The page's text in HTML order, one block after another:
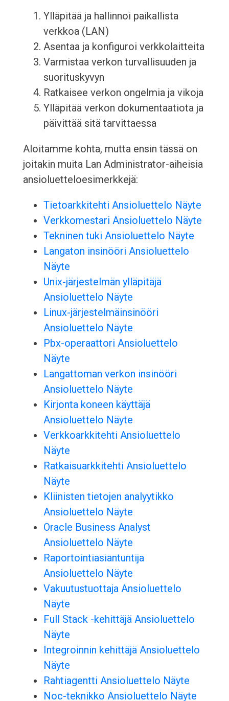
Ylläpitää ja hallinnoi paikallista
verkkoa (LAN)
Asentaa ja konfiguroi verkkolaitteita
Varmistaa verkon turvallisuuden ja
suorituskyvyn
Ratkaisee verkon ongelmia ja vikoja
Ylläpitää verkon dokumentaatiota ja
päivittää sitä tarvittaessa
Aloitamme kohta, mutta ensin tässä on
joitakin muita Lan Administrator-aiheisia
ansioluetteloesimerkkejä:
Tietoarkkitehti Ansioluettelo Näyte
Verkkomestari Ansioluettelo Näyte
Tekninen tuki Ansioluettelo Näyte
Langaton insinööri Ansioluettelo
Näyte
Unix-järjestelmän ylläpitäjä
Ansioluettelo Näyte
Linux-järjestelmäinsinööri
Ansioluettelo Näyte
Pbx-operaattori Ansioluettelo
Näyte
Langattoman verkon insinööri
Ansioluettelo Näyte
Kirjonta koneen käyttäjä
Ansioluettelo Näyte
Verkkoarkkitehti Ansioluettelo
Näyte
Ratkaisuarkkitehti Ansioluettelo
Näyte
Kliinisten tietojen analyytikko
Ansioluettelo Näyte
Oracle Business Analyst
Ansioluettelo Näyte
Raportointiasiantuntija
Ansioluettelo Näyte
Vakuutustuottaja Ansioluettelo
Näyte
Full Stack -kehittäjä Ansioluettelo
Näyte
Integroinnin kehittäjä Ansioluettelo
Näyte
Rahtiagentti Ansioluettelo Näyte
Noc-teknikko Ansioluettelo Näyte